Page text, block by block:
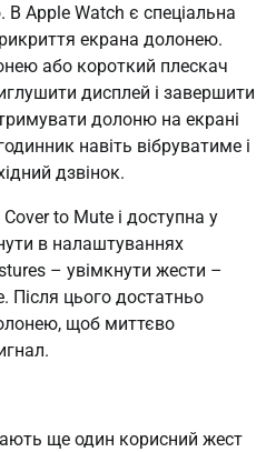
В Apple Watch є спеціальна
екрана долонею.
або короткий плескач
дисплей і завершити
долоню на екрані
навіть вібруватиме і
дзвінок.
to Mute і доступна у
в налаштуваннях
– увімкнути жести –
Після цього достатньо
щоб миттєво
ще один корисний жест